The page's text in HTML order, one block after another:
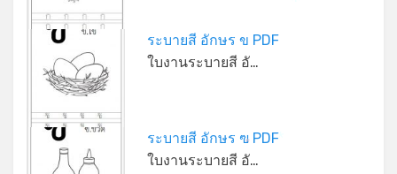
ระบายสี อักษร ข PDF
ใบงานระบายสี อั…
ระบายสี อักษร ฃ PDF
ใบงานระบายสี อั…